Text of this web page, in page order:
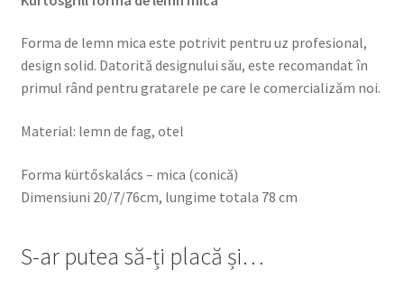
Forma de lemn mica este potrivit pentru uz profesional,
design solid. Datorită designului său, este recomandat în
primul rând pentru gratarele pe care le comercializăm noi.
Material: lemn de fag, otel
Forma kürtőskalács – mica (conică)
Dimensiuni 20/7/76cm, lungime totala 78 cm
S-ar putea să-ți placă și…